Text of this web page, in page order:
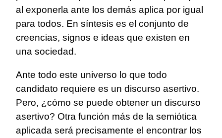
al exponerla ante los demás aplica por igual
para todos. En síntesis es el conjunto de
creencias, signos e ideas que existen en
una sociedad.
Ante todo este universo lo que todo
candidato requiere es un discurso asertivo.
Pero, ¿cómo se puede obtener un discurso
asertivo? Otra función más de la semiótica
aplicada será precisamente el encontrar los